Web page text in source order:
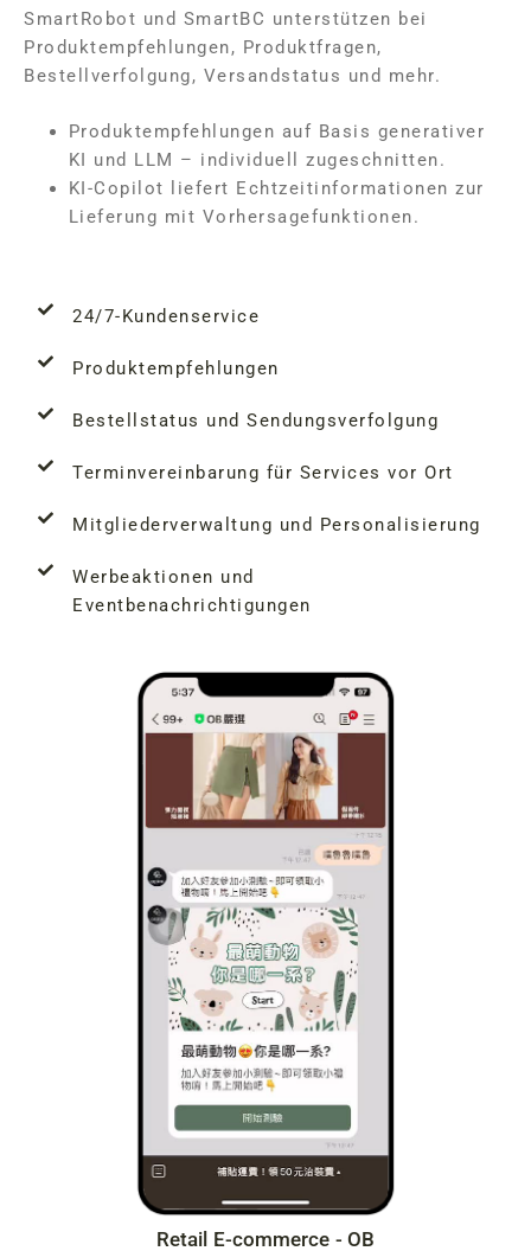
SmartRobot und SmartBC unterstützen bei
Produktempfehlungen, Produktfragen,
Bestellverfolgung, Versandstatus und mehr.
Produktempfehlungen auf Basis generativer
KI und LLM – individuell zugeschnitten.
KI-Copilot liefert Echtzeitinformationen zur
Lieferung mit Vorhersagefunktionen.
24/7-Kundenservice
Produktempfehlungen
Bestellstatus und Sendungsverfolgung
Terminvereinbarung für Services vor Ort
Mitgliederverwaltung und Personalisierung
Werbeaktionen und
Eventbenachrichtigungen
Retail E-commerce - OB